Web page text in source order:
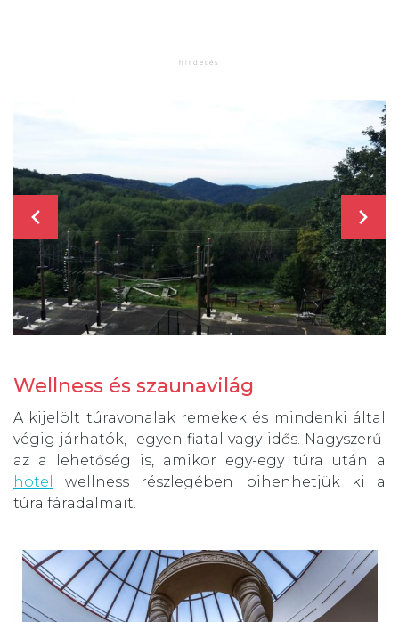
Wellness és szaunavilág
A kijelölt túravonalak remekek és mindenki által
végig járhatók, legyen fiatal vagy idős. Nagyszerű
az a lehetőség is, amikor egy-egy túra után a
hotel
wellness részlegében pihenhetjük ki a
túra fáradalmait.